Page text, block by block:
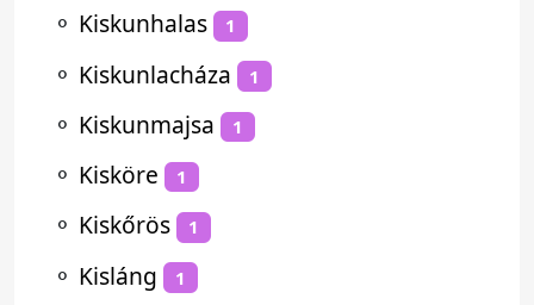
⚬ Kiskunhalas 1
⚬ Kiskunlacháza 1
⚬ Kiskunmajsa 1
⚬ Kisköre 1
⚬ Kiskőrös 1
⚬ Kisláng 1